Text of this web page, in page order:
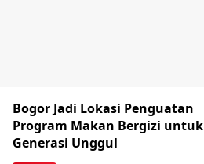
Bogor Jadi Lokasi Penguatan
Program Makan Bergizi untuk
Generasi Unggul